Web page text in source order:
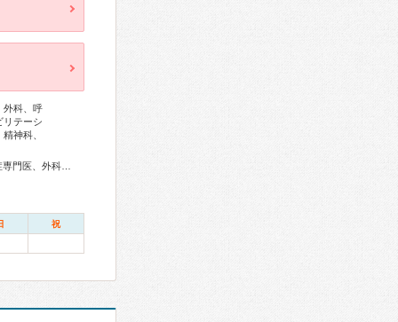
外科、呼
リテーシ
神科、
祝